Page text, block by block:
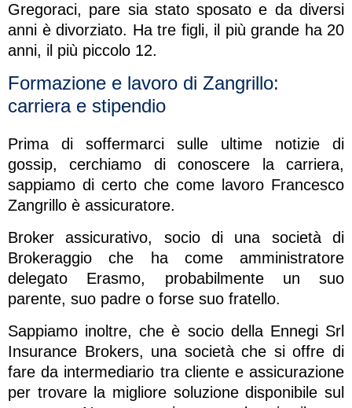
Gregoraci, pare sia stato sposato e da diversi
anni è divorziato. Ha tre figli, il più grande ha 20
anni, il più piccolo 12.
Formazione e lavoro di Zangrillo:
carriera e stipendio
Prima di soffermarci sulle ultime notizie di
gossip, cerchiamo di conoscere la carriera,
sappiamo di certo che come lavoro Francesco
Zangrillo è assicuratore.
Broker assicurativo, socio di una società di
Brokeraggio che ha come amministratore
delegato Erasmo, probabilmente un suo
parente, suo padre o forse suo fratello.
Sappiamo inoltre, che è socio della Ennegi Srl
Insurance Brokers, una società che si offre di
fare da intermediario tra cliente e assicurazione
per trovare la migliore soluzione disponibile sul